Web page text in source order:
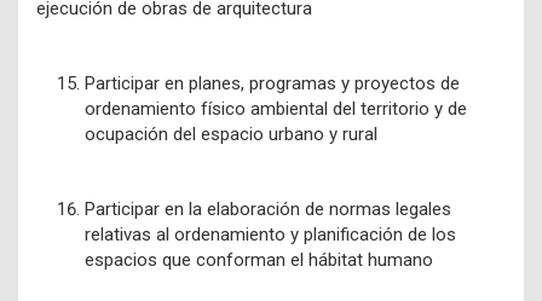
ejecución de obras de arquitectura
Participar en planes, programas y proyectos de
ordenamiento físico ambiental del territorio y de
ocupación del espacio urbano y rural
Participar en la elaboración de normas legales
relativas al ordenamiento y planificación de los
espacios que conforman el hábitat humano